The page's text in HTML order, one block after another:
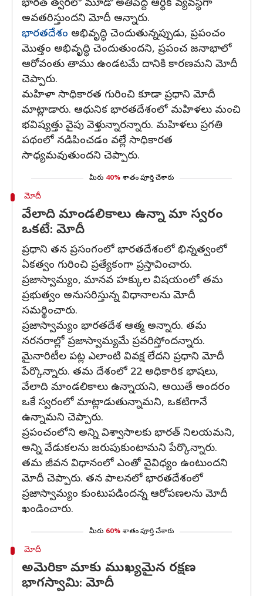
భారత్ త్వరలో మూడో అతిపెద్ద ఆర్థిక వ్యవస్థగా
అవతరిస్తుందని మోదీ అన్నారు.
భారతదేశం అభివృద్ధి చెందుతున్నప్పుడు, ప్రపంచం
మొత్తం అభివృద్ధి చెందుతుందని, ప్రపంచ జనాభాలో
ఆరోవంతు తాము ఉండటమే దానికి కారణమని మోదీ
చెప్పారు.
మహిళా సాధికారత గురించి కూడా ప్రధాని మోదీ
మాట్లాడారు. ఆధునిక భారతదేశంలో మహిళలు మంచి
భవిష్యత్తు వైపు వెళ్తున్నారన్నారు. మహిళలు ప్రగతి
పథంలో నడిపించడం వల్లే సాధికారత
సాధ్యమవుతుందని చెప్పారు.
మీరు 40% శాతం పూర్తి చేశారు
మోదీ
వేలాది మాండలికాలు ఉన్నా మా స్వరం
ఒకటే: మోదీ
ప్రధాని తన ప్రసంగంలో భారతదేశంలో భిన్నత్వంలో
ఏకత్వం గురించి ప్రత్యేకంగా ప్రస్తావించారు.
ప్రజాస్వామ్యం, మానవ హక్కుల విషయంలో తమ
ప్రభుత్వం అనుసరిస్తున్న విధానాలను మోదీ
సమర్థించారు.
ప్రజాస్వామ్యం భారతదేశ ఆత్మ అన్నారు. తమ
నరనరాల్లో ప్రజాస్వామ్యమే ప్రవరిస్తోందన్నారు.
మైనారిటీల పట్ల ఎలాంటి వివక్ష లేదని ప్రధాని మోదీ
పేర్కొన్నారు. తమ దేశంలో 22 అధికారిక భాషలు,
వేలాది మాండలికాలు ఉన్నాయని, అయితే అందరం
ఒకే స్వరంలో మాట్లాడుతున్నామని, ఒకటిగానే
ఉన్నామని చెప్పారు.
ప్రపంచంలోని అన్ని విశ్వాసాలకు భారత్ నిలయమని,
అన్ని వేడుకలను జరుపుకుంటామని పేర్కొన్నారు.
తమ జీవన విధానంలో ఎంతో వైవిధ్యం ఉంటుందని
మోదీ చెప్పారు. తన పాలనలో భారతదేశంలో
ప్రజాస్వామ్యం కుంటుపడిందన్న ఆరోపణలను మోదీ
ఖండించారు.
మీరు 60% శాతం పూర్తి చేశారు
మోదీ
అమెరికా మాకు ముఖ్యమైన రక్షణ
భాగస్వామి: మోదీ